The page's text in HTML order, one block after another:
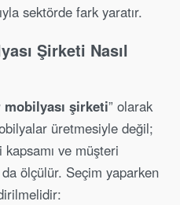
sektörde fark yaratır.
Şirketi Nasıl
şirketi” olarak
üretmesiyle değil;
kapsamı ve müşteri
ölçülür. Seçim yaparken